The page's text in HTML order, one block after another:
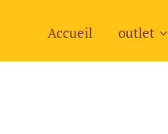
Accueil outlet